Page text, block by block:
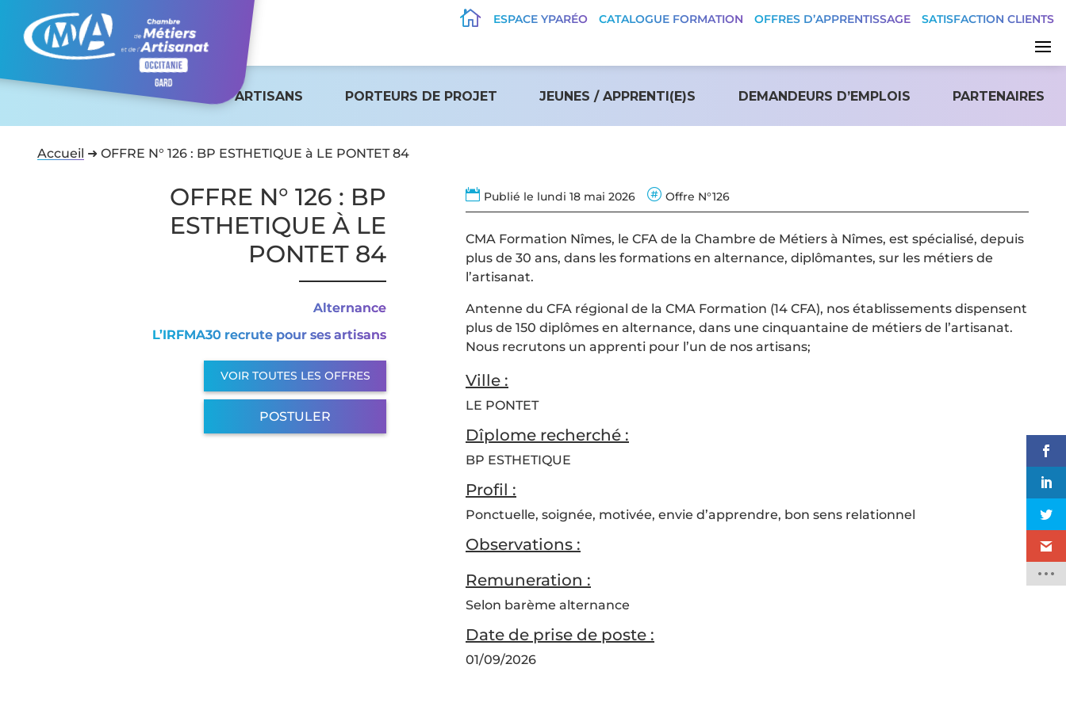
 ESPACE YPARÉO CATALOGUE FORMATION OFFRES D’APPRENTISSAGE SATISFACTION CLIENTS
ARTISANS PORTEURS DE PROJET JEUNES / APPRENTI(E)S DEMANDEURS D’EMPLOIS PARTENAIRES
Accueil ➜ OFFRE N° 126 : BP ESTHETIQUE à LE PONTET 84
OFFRE N° 126 : BP
ESTHETIQUE À LE
PONTET 84
Alternance
L’IRFMA30 recrute pour ses artisans
VOIR TOUTES LES OFFRES
POSTULER
 Publié le lundi 18 mai 2026  Offre N°126
CMA Formation Nîmes, le CFA de la Chambre de Métiers à Nîmes, est spécialisé, depuis
plus de 30 ans, dans les formations en alternance, diplômantes, sur les métiers de
l’artisanat.
Antenne du CFA régional de la CMA Formation (14 CFA), nos établissements dispensent
plus de 150 diplômes en alternance, dans une cinquantaine de métiers de l’artisanat.
Nous recrutons un apprenti pour l’un de nos artisans;
Ville :
LE PONTET
Dîplome recherché :
BP ESTHETIQUE
Profil :
Ponctuelle, soignée, motivée, envie d’apprendre, bon sens relationnel
Observations :
Remuneration :
Selon barème alternance
Date de prise de poste :
01/09/2026